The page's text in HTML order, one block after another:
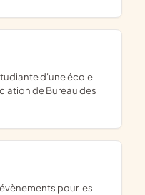
de Bureau des